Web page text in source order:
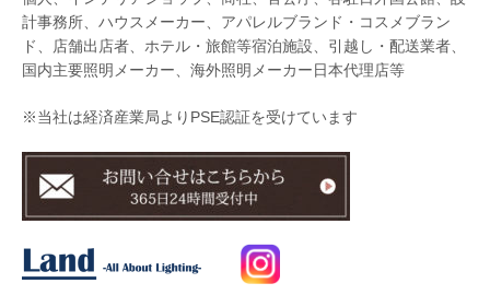
計事務所、ハウスメーカー、アパレルブランド・コスメブラン
ド、店舗出店者、ホテル・旅館等宿泊施設、引越し・配送業者、
国内主要照明メーカー、海外照明メーカー日本代理店等
※当社は経済産業局よりPSE認証を受けています